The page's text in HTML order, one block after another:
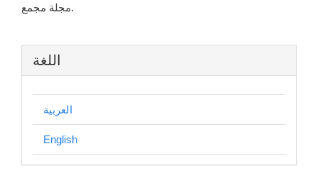
مجلة مجمع.
اللغة
العربية
English